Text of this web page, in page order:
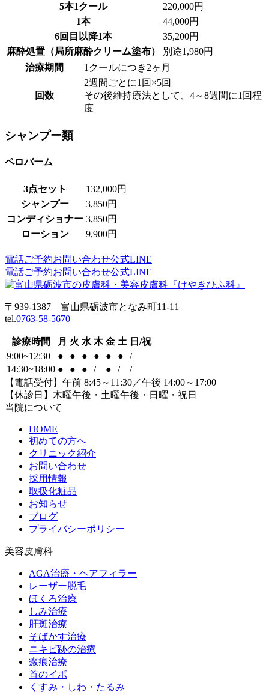
5本1クール
220,000円
1本
44,000円
6回目以降1本
35,200円
麻酔処置（局所麻酔クリーム塗布）
別途1,980円
治療期間
1クールにつき2ヶ月
回数
2週間ごとに1回×5回
その後維持療法として、4～8週間に1回程
度
シャンプー類
ペロバーム
3点セット
132,000円
シャンプー
3,850円
コンディショナー 3,850円
ローション
9,900円
電話ご予約お問い合わせ公式LINE
電話ご予約お問い合わせ公式LINE
〒939-1387 富山県砺波市となみ町11-11
tel.0763-58-5670
診療時間 月 火 水 木 金 土 日/祝
9:00~12:30
● ● ● ● ● ●
/
14:30~18:00 ● ● ● / ● /
/
【電話受付】午前 8:45～11:30／午後 14:00～17:00
【休診日】木曜午後・土曜午後・日曜・祝日
当院について
HOME
初めての方へ
クリニック紹介
お問い合わせ
採用情報
取扱化粧品
お知らせ
ブログ
プライバシーポリシー
美容皮膚科
AGA治療・ヘアフィラー
レーザー脱毛
ほくろ治療
しみ治療
肝斑治療
そばかす治療
ニキビ跡の治療
瘢痕治療
首のイボ
くすみ・しわ・たるみ